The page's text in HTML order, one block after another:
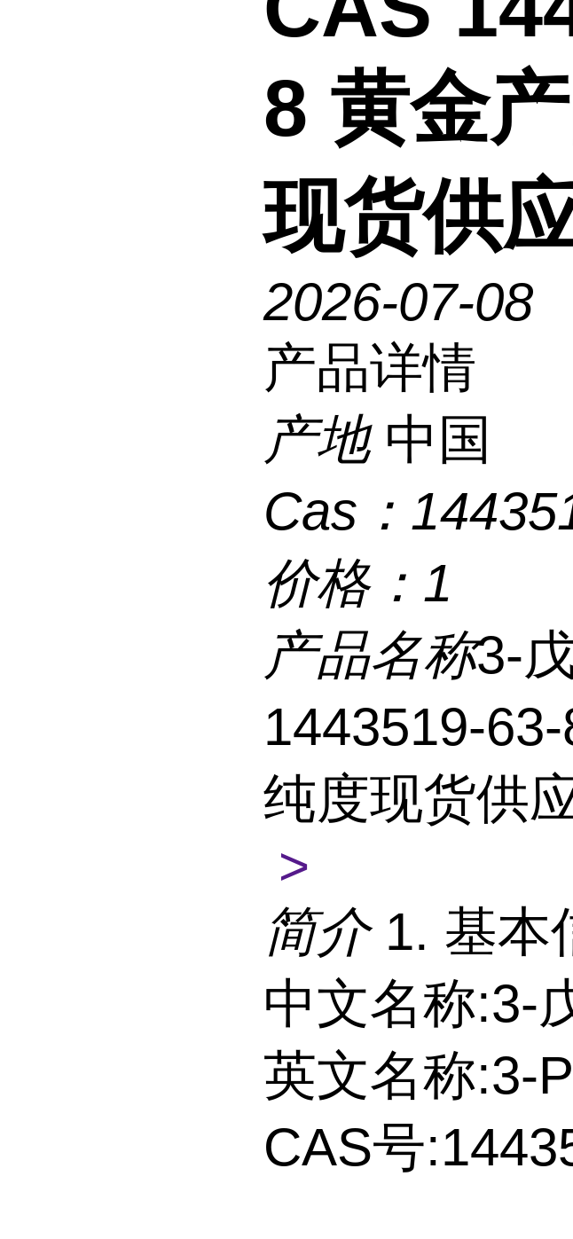
8 黄金
现货供
2026-07-08
产品详情
产地 中国
Cas：
价格： 1
产品名称3-
1443519-
纯度现货供
>
简介 1. 基本
中文名称:3-
英文名称:3-
CAS号